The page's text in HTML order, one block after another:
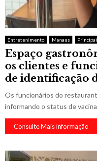
Entretenimento Manaus
Espaço
os clientes e
de identificação
Os funcionários do
informando o status de
Consulte Mais informação